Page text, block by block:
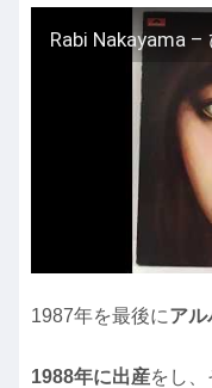
Rabi Nakayama ‎–
1987年を最後にアル
1988年に出産をし